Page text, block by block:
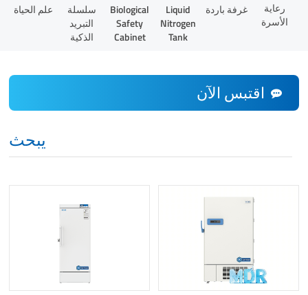
علم الحياة
سلسلة
التبريد
الذكية
Biological
Safety
Cabinet
Liquid
Nitrogen
Tank
غرفة باردة
رعاية
الأسرة
اقتبس الآن
يبحث